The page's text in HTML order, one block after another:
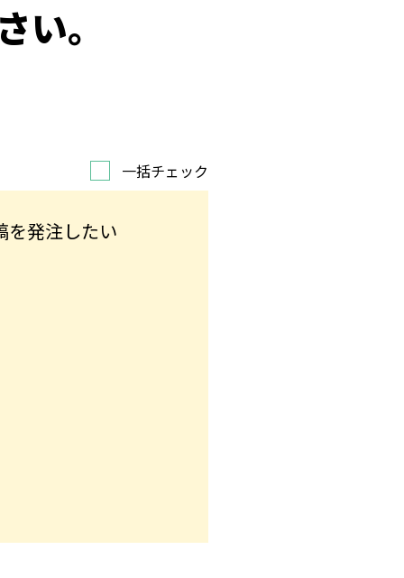
い。
一括チェック
を発注したい